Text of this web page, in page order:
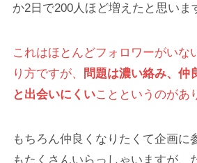
か2日で200人ほど増えたと思いま
これはほとんどフォロワーがいな
り方ですが、
問題は濃い絡み、仲
と出会いにくいことというのがあ
もちろん仲良くなりたくて企画に
もたくさんいらっしゃいますが、